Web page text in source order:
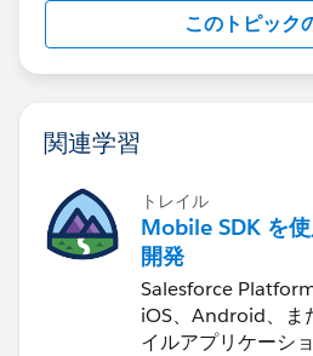
このトピック
関連学習
トレイル
Mobile SDK を
開発
Salesforce
iOS、Android、ま
イルアプリケーシ